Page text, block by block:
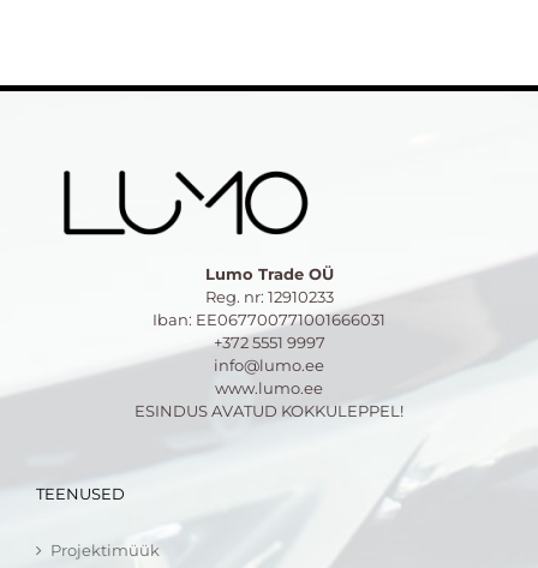
Lumo Trade OÜ
Reg. nr: 12910233
Iban: EE067700771001666031
+372 5551 9997
info@lumo.ee
www.lumo.ee
ESINDUS AVATUD KOKKULEPPEL!
TEENUSED
Projektimüük